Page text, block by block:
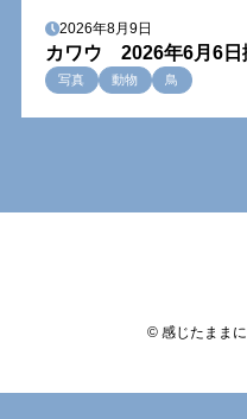
2026年8月9日
カワウ 2026年6月6日
写真 動物 鳥
© 感じたまま